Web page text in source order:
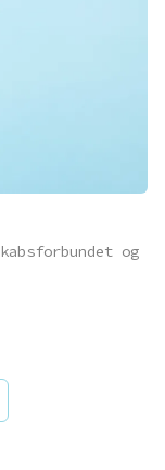
og
page